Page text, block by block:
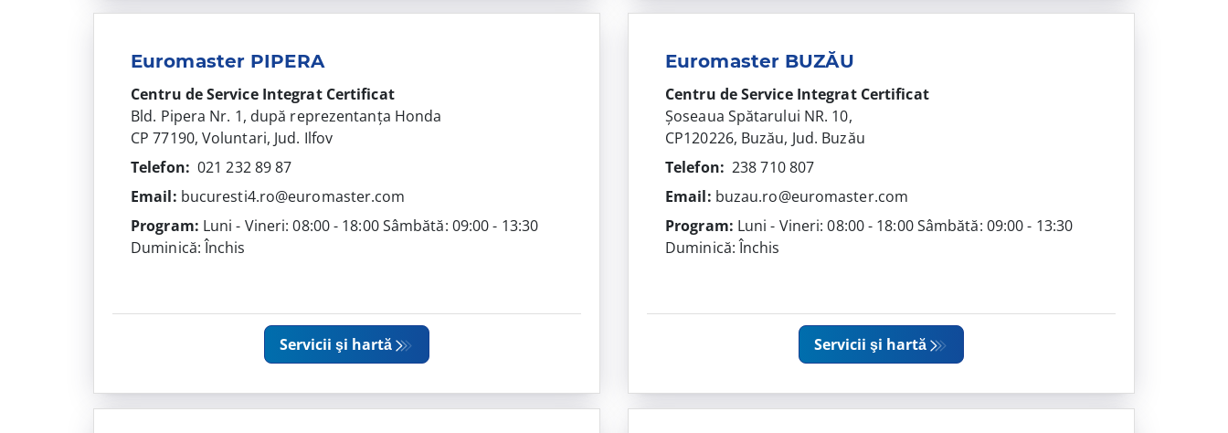
Euromaster PIPERA
Centru de Service Integrat Certificat
Bld. Pipera Nr. 1, după reprezentanța Honda
CP 77190, Voluntari, Jud. Ilfov
Telefon: 021 232 89 87
Email: bucuresti4.ro@euromaster.com
Program: Luni - Vineri: 08:00 - 18:00 Sâmbătă: 09:00 - 13:30
Duminică: Închis
Servicii şi hartă
Euromaster BUZĂU
Centru de Service Integrat Certificat
Șoseaua Spătarului NR. 10,
CP120226, Buzău, Jud. Buzău
Telefon: 238 710 807
Email: buzau.ro@euromaster.com
Program: Luni - Vineri: 08:00 - 18:00 Sâmbătă: 09:00 - 13:30
Duminică: Închis
Servicii şi hartă